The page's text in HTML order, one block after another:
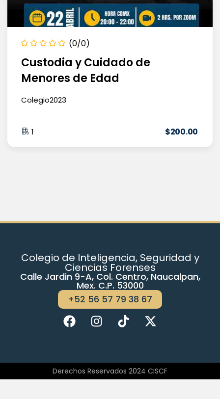
(0/0)
Custodia y Cuidado de
Menores de Edad
Colegio2023
1 $200.00
Colegio de Inteligencia, Seguridad y
Ciencias Forenses
Calle Jardin 9-A, Col. Centro, Naucalpan,
Mex. C.P. 53000
+52 56 57 79 38 67
Derechos Reservados 2024 CISCF